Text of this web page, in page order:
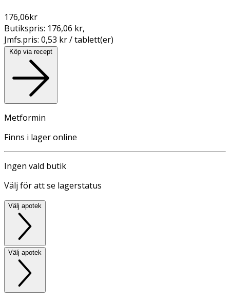
176,06kr
Butikspris: 176,06 kr,
Jmfs.pris: 0,53 kr / tablett(er)
Köp via recept
Metformin
Finns i lager online
Ingen vald butik
Välj för att se lagerstatus
Välj apotek
Välj apotek